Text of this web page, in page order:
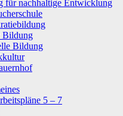
für nachhaltige Entwicklung
Bildung
Bildung
5 – 7